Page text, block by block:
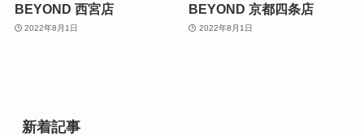
BEYOND 西宮店
2022年8月1日
BEYOND 京都四条店
2022年8月1日
新着記事